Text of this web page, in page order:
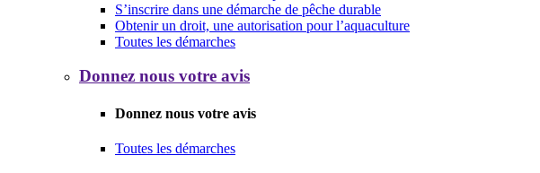
S’inscrire dans une démarche de pêche durable
Obtenir un droit, une autorisation pour l’aquaculture
Toutes les démarches
Donnez nous votre avis
Donnez nous votre avis
Toutes les démarches